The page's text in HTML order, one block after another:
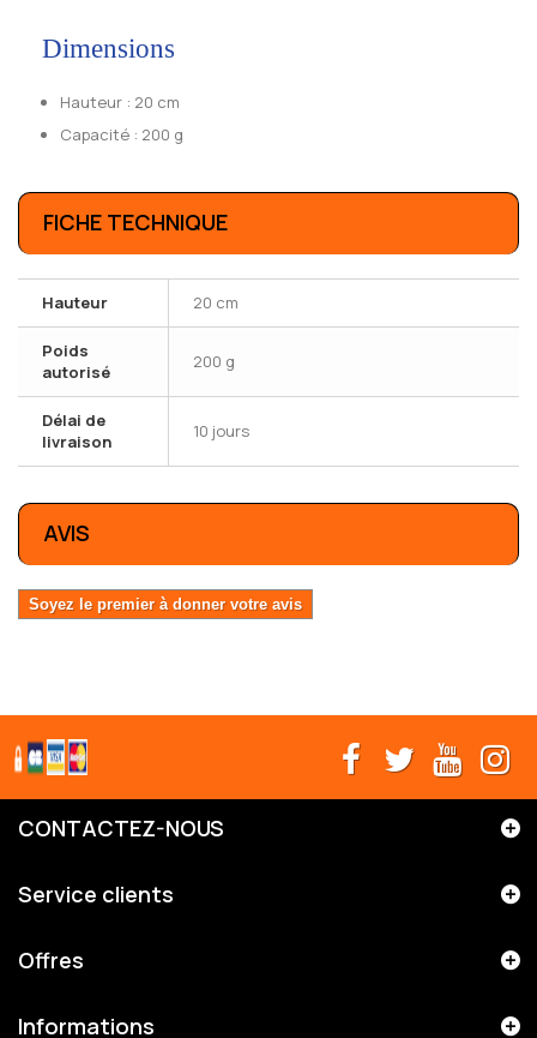
Dimensions
Hauteur : 20 cm
Capacité : 200 g
FICHE TECHNIQUE
Hauteur 20 cm
Poids
autorisé
200 g
Délai de
livraison
10 jours
AVIS
Soyez le premier à donner votre avis
CONTACTEZ-NOUS
Service clients
Offres
Informations